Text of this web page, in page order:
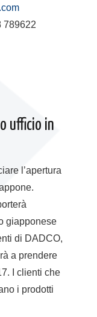
789622
ufficio in
l’apertura
giapponese
di DADCO,
a prendere
I clienti che
i prodotti